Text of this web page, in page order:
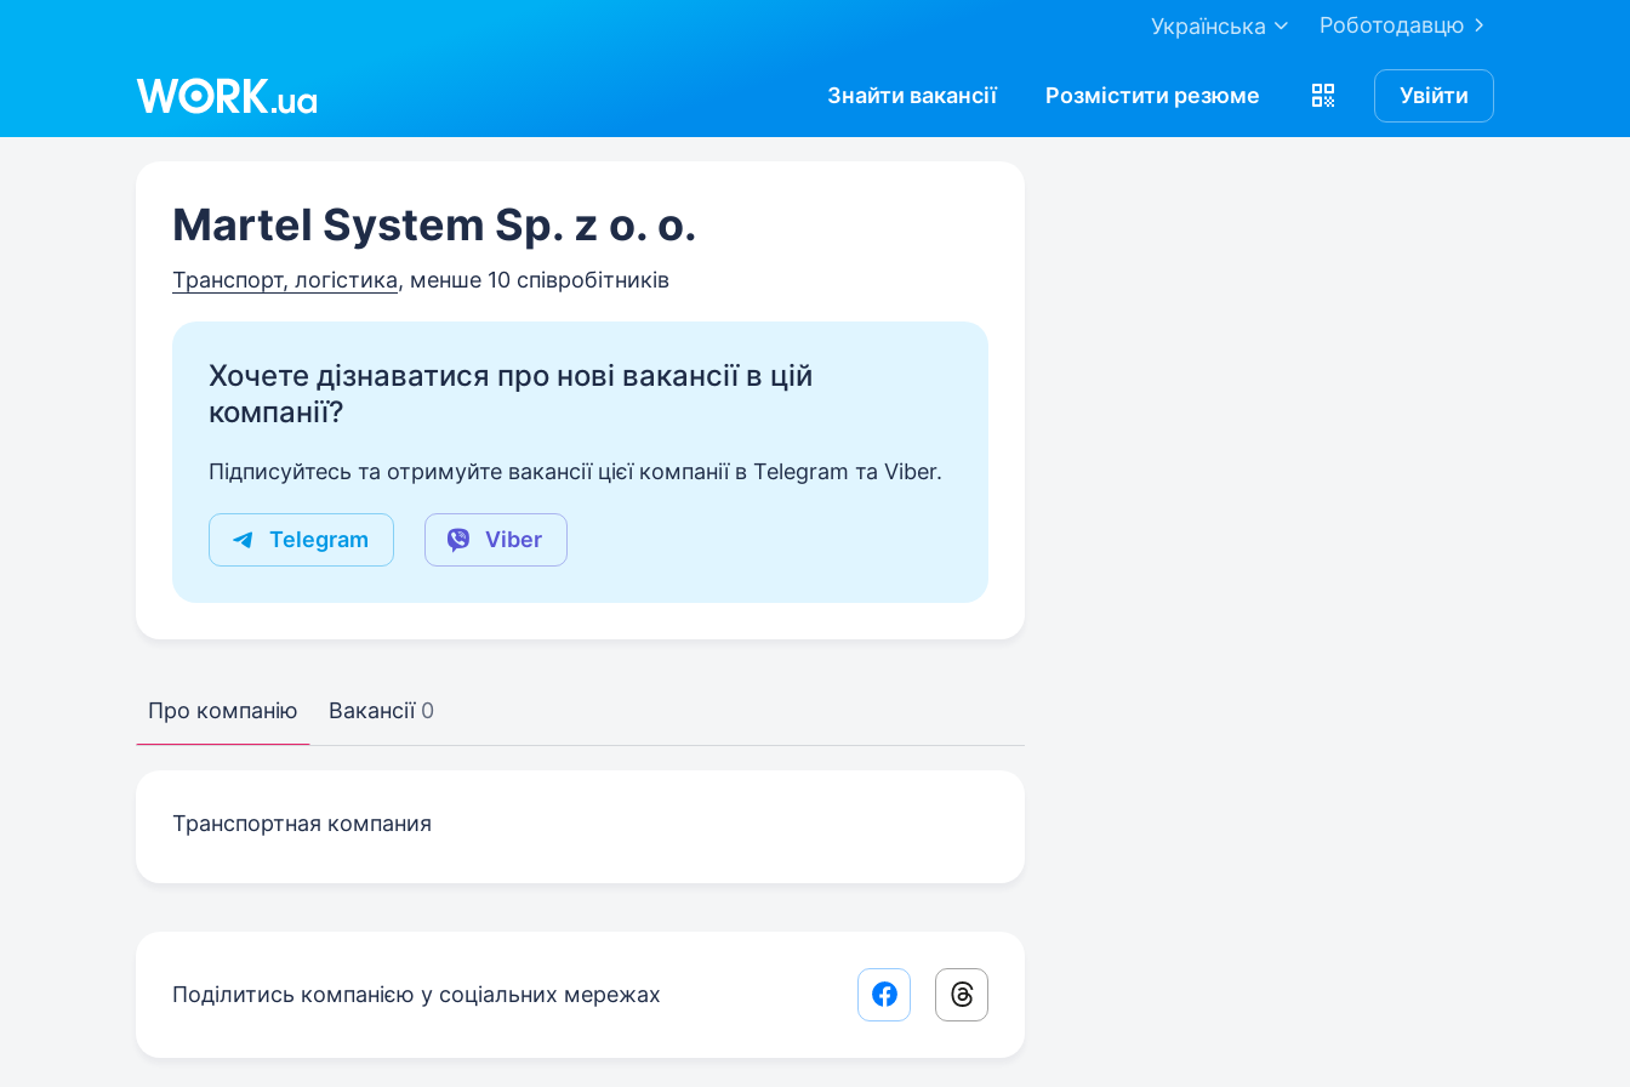
Роботодавцю
Українська
Знайти вакансії Розмістити резюме Увійти
Martel System Sp. z o. o.
Транспорт, логістика, менше 10 співробітників
Хочете дізнаватися про нові вакансії в цій
компанії?
Підписуйтесь та отримуйте вакансії цієї компанії в Telegram та Viber.
Telegram Viber
Про компанію Вакансії 0
Транспортная компания
Поділитись компанією у соціальних мережах Facebook share link
Threads share link